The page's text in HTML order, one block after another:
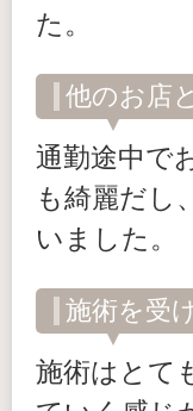
た。
他のお店
通勤途中で
も綺麗だし
いました。
施術を受
施術はとて